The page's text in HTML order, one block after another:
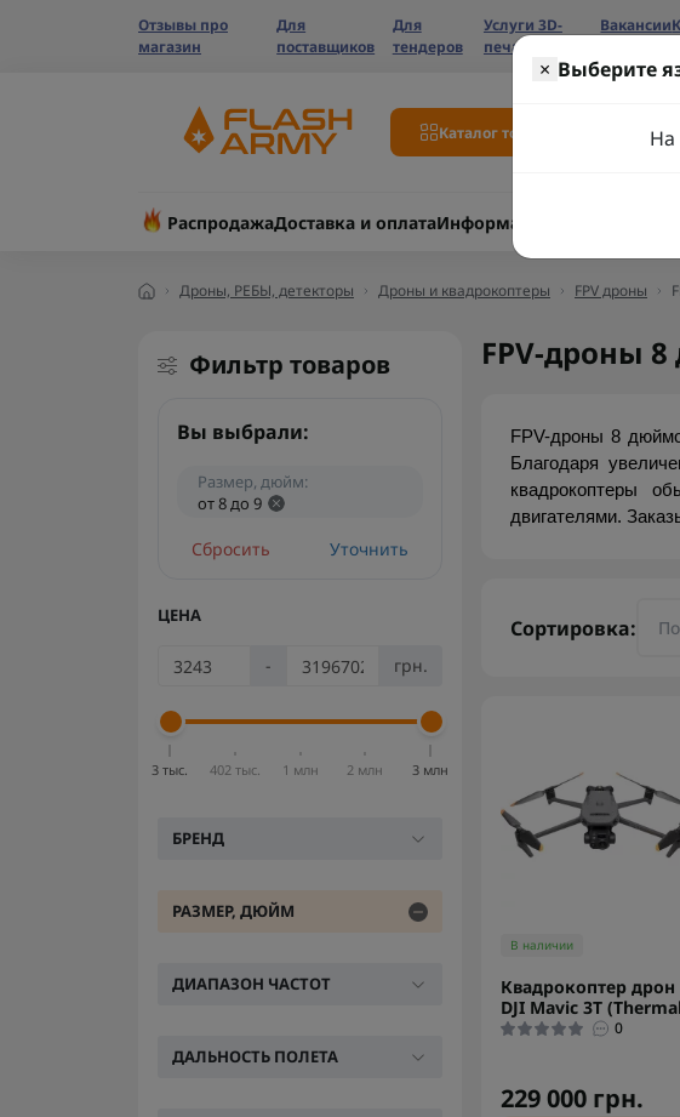
Отзывы про
магазин
Для
поставщиков
Для
тендеров
Услуги 3D-
печати
Вакансии
Каталог товаров
РаспродажаДоставка и оплатаИнформация
Дроны, РЕБЫ, детекторы Дроны и квадрокоптеры FPV дроны
× Выберите
На
Фильтр товаров
Вы выбрали:
Размер, дюйм:
от 8 до 9
Сбросить Уточнить
ЦЕНА
- грн.
3 тыс. 402 тыс. 1 млн 2 млн 3 млн
БРЕНД
РАЗМЕР, ДЮЙМ
ДИАПАЗОН ЧАСТОТ
ДАЛЬНОСТЬ ПОЛЕТА
FPV-дроны
FPV-дроны 8
Благодаря
квадрокоптеры
двигателями.
Сортировка:
В наличии
Квадрокоптер дрон
DJI Mavic 3T
0
229 000 грн.